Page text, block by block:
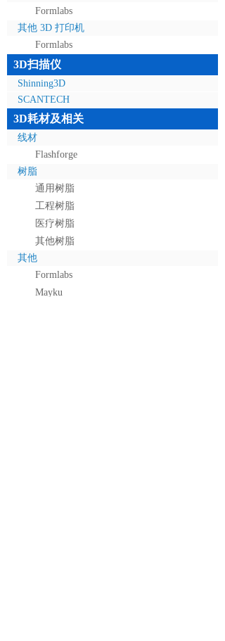
Formlabs
其他 3D 打印机
Formlabs
3D扫描仪
Shinning3D
SCANTECH
3D耗材及相关
线材
Flashforge
树脂
通用树脂
工程树脂
医疗树脂
其他树脂
其他
Formlabs
Mayku